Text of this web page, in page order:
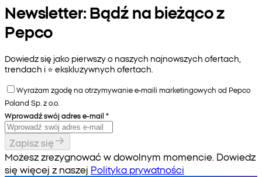
Newsletter: Bądź na bieżąco z
Pepco
Dowiedz się jako pierwszy o naszych najnowszych ofertach,
trendach i ⭐️ ekskluzywnych ofertach.
Wyrażam zgodę na otrzymywanie e-maili marketingowych od Pepco
Poland Sp. z o.o.
Wprowadź swój adres e-mail *
Zapisz się
Możesz zrezygnować w dowolnym momencie. Dowiedz
się więcej z naszej Polityka prywatności